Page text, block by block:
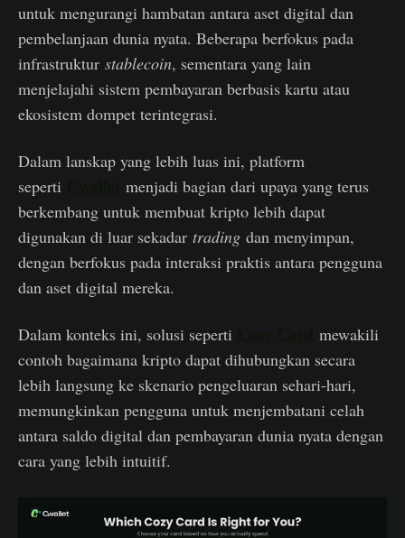
untuk mengurangi hambatan antara aset digital dan
pembelanjaan dunia nyata. Beberapa berfokus pada
infrastruktur stablecoin, sementara yang lain
menjelajahi sistem pembayaran berbasis kartu atau
ekosistem dompet terintegrasi.
Dalam lanskap yang lebih luas ini, platform
seperti
menjadi bagian dari upaya yang terus
berkembang untuk membuat kripto lebih dapat
digunakan di luar sekadar trading dan menyimpan,
dengan berfokus pada interaksi praktis antara pengguna
dan aset digital mereka.
Dalam konteks ini, solusi seperti
mewakili
contoh bagaimana kripto dapat dihubungkan secara
lebih langsung ke skenario pengeluaran sehari-hari,
memungkinkan pengguna untuk menjembatani celah
antara saldo digital dan pembayaran dunia nyata dengan
cara yang lebih intuitif.